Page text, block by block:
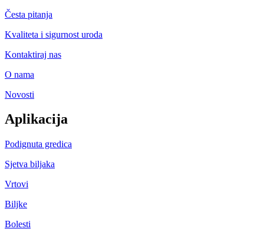
Česta pitanja
Kvaliteta i sigurnost uroda
Kontaktiraj nas
O nama
Novosti
Aplikacija
Podignuta gredica
Sjetva biljaka
Vrtovi
Biljke
Bolesti